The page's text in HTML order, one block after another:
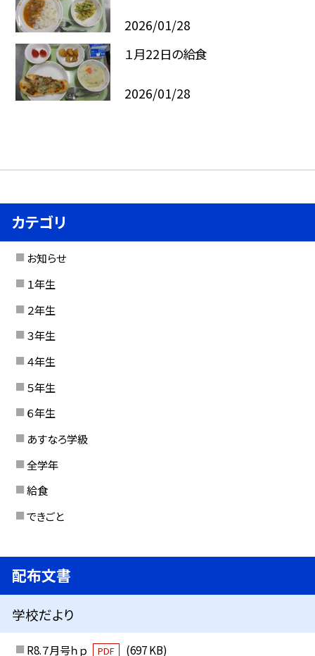
2026/01/28
１月22日の給食
2026/01/28
カテゴリ
お知らせ
１年生
２年生
３年生
４年生
５年生
６年生
あすなろ学級
全学年
給食
できごと
配布文書
学校だより
R8.７月号ｈｐ PDF (697 KB)